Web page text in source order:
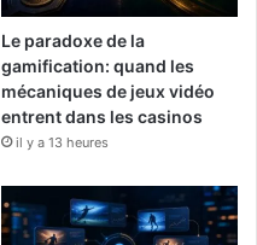
Le paradoxe de la
gamification: quand les
mécaniques de jeux vidéo
entrent dans les casinos
il y a 13 heures